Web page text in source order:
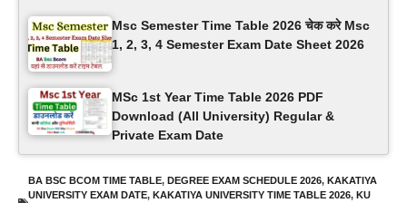
Msc Semester Time Table 2026 चेक करे Msc
1, 2, 3, 4 Semester Exam Date Sheet 2026
MSc 1st Year Time Table 2026 PDF
Download (All University) Regular &
Private Exam Date
BA BSC BCOM TIME TABLE, DEGREE EXAM SCHEDULE 2026, KAKATIYA
UNIVERSITY EXAM DATE, KAKATIYA UNIVERSITY TIME TABLE 2026, KU